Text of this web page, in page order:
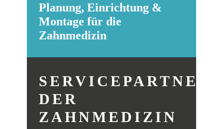
Planung, Einrichtung &
Montage für die
Zahnmedizin
SERVICEPARTNER
DER
ZAHNMEDIZIN